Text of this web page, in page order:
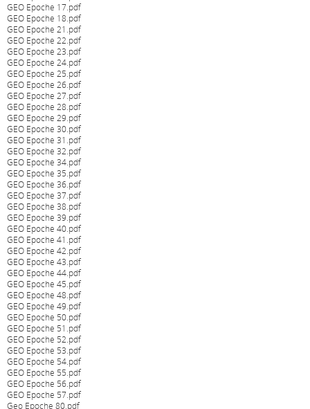
GEO Epoche 17.pdf
GEO Epoche 18.pdf
GEO Epoche 21.pdf
GEO Epoche 22.pdf
GEO Epoche 23.pdf
GEO Epoche 24.pdf
GEO Epoche 25.pdf
GEO Epoche 26.pdf
GEO Epoche 27.pdf
GEO Epoche 28.pdf
GEO Epoche 29.pdf
GEO Epoche 30.pdf
GEO Epoche 31.pdf
GEO Epoche 32.pdf
GEO Epoche 34.pdf
GEO Epoche 35.pdf
GEO Epoche 36.pdf
GEO Epoche 37.pdf
GEO Epoche 38.pdf
GEO Epoche 39.pdf
GEO Epoche 40.pdf
GEO Epoche 41.pdf
GEO Epoche 42.pdf
GEO Epoche 43.pdf
GEO Epoche 44.pdf
GEO Epoche 45.pdf
GEO Epoche 48.pdf
GEO Epoche 49.pdf
GEO Epoche 50.pdf
GEO Epoche 51.pdf
GEO Epoche 52.pdf
GEO Epoche 53.pdf
GEO Epoche 54.pdf
GEO Epoche 55.pdf
GEO Epoche 56.pdf
GEO Epoche 57.pdf
Geo Epoche 80.pdf